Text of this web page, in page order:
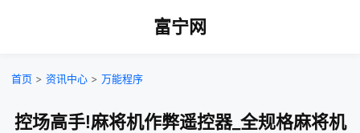
富宁网
首页 > 资讯中心 > 万能程序
控场高手!麻将机作弊遥控器_全规格麻将机